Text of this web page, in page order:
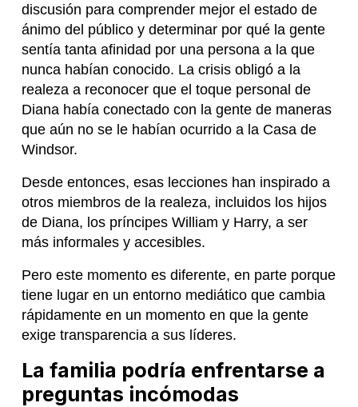
discusión para comprender mejor el estado de
ánimo del público y determinar por qué la gente
sentía tanta afinidad por una persona a la que
nunca habían conocido. La crisis obligó a la
realeza a reconocer que el toque personal de
Diana había conectado con la gente de maneras
que aún no se le habían ocurrido a la Casa de
Windsor.
Desde entonces, esas lecciones han inspirado a
otros miembros de la realeza, incluidos los hijos
de Diana, los príncipes William y Harry, a ser
más informales y accesibles.
Pero este momento es diferente, en parte porque
tiene lugar en un entorno mediático que cambia
rápidamente en un momento en que la gente
exige transparencia a sus líderes.
La familia podría enfrentarse a
preguntas incómodas